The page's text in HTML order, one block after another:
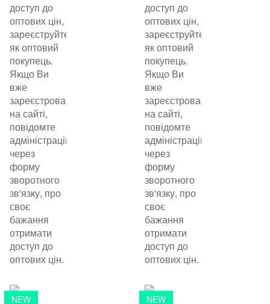
доступ до
оптових цін,
зареєструйтеся
як оптовий
покупець.
Якщо Ви
вже
зареєстровані
на сайті,
повідомте
адміністрацію
через
форму
зворотного
зв'язку, про
своє
бажання
отримати
доступ до
оптових цін.
доступ до
оптових цін,
зареєструйтеся
як оптовий
покупець.
Якщо Ви
вже
зареєстровані
на сайті,
повідомте
адміністрацію
через
форму
зворотного
зв'язку, про
своє
бажання
отримати
доступ до
оптових цін.
NEW NEW